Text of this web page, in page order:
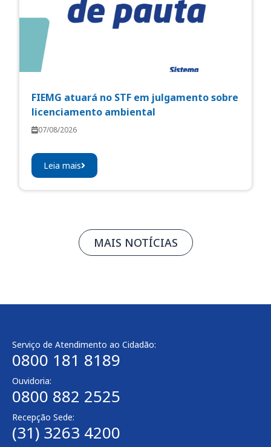
FIEMG atuará no STF em julgamento sobre
licenciamento ambiental
07/08/2026
Leia mais
MAIS NOTÍCIAS
Serviço de Atendimento ao Cidadão:
0800 181 8189
Ouvidoria:
0800 882 2525​
Recepção Sede:
(31) 3263 4200